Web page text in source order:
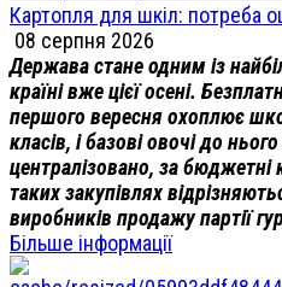
Картопля для шкіл: потреба
08 серпня 2026
Держава стане одним із
країні вже цієї осені.
першого вересня охоплює
класів, і базові овочі до
централізовано, за
таких закупівлях
виробників продажу партії
Більше інформації